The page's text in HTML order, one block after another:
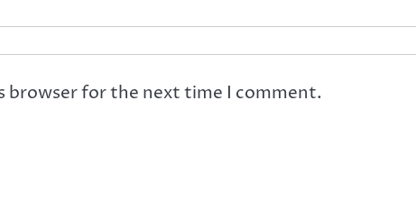
browser for the next time I comment.